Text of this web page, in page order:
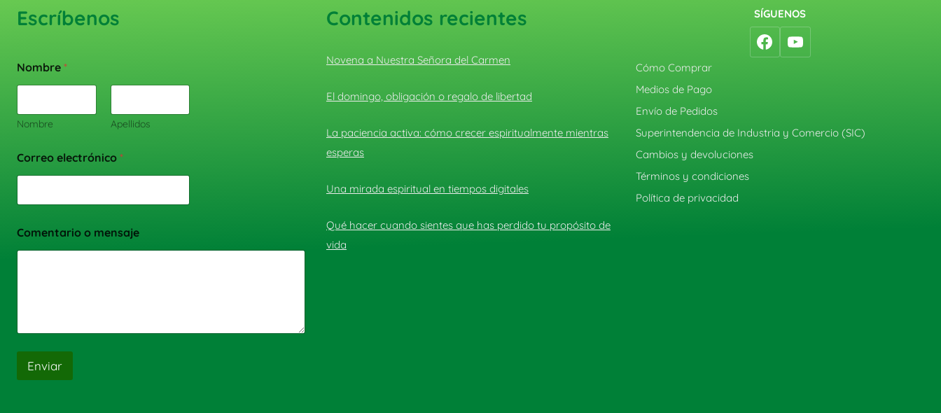
Escríbenos
Nombre *
Nombre Apellidos
Correo electrónico *
Comentario o mensaje
Enviar
Contenidos recientes
Novena a Nuestra Señora del Carmen
El domingo, obligación o regalo de libertad
La paciencia activa: cómo crecer espiritualmente mientras
esperas
Una mirada espiritual en tiempos digitales
Qué hacer cuando sientes que has perdido tu propósito de
vida
SÍGUENOS
Cómo Comprar
Medios de Pago
Envío de Pedidos
Superintendencia de Industria y Comercio (SIC)
Cambios y devoluciones
Términos y condiciones
Política de privacidad